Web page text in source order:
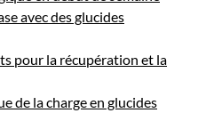
avec des glucides
pour la récupération et la
de la charge en glucides